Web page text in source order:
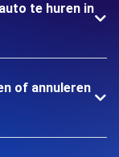
te huren in
of annuleren